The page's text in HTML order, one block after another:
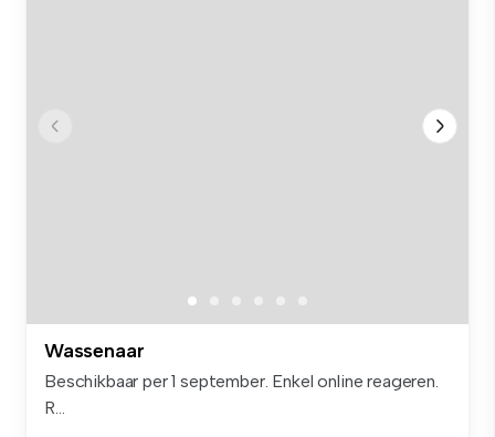
Wassenaar
Beschikbaar per 1 september. Enkel online reageren.
R...